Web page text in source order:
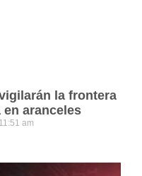
la frontera
en aranceles
11:51 am